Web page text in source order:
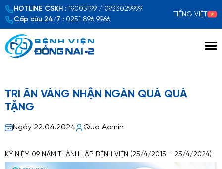
HOTLINE CSKH : 19005199 / 0933029999
Cấp cứu 24/7 : 0251 896 9966
TIẾNG VIỆT
TRI ÂN VÀNG NHẬN NGÀN QUÀ QUÀ
TẶNG
Ngày 22.04.2024 Qua Admin
KỶ NIỆM 09 NĂM THÀNH LẬP BỆNH VIỆN (25/4/2015 – 25/4/2024)